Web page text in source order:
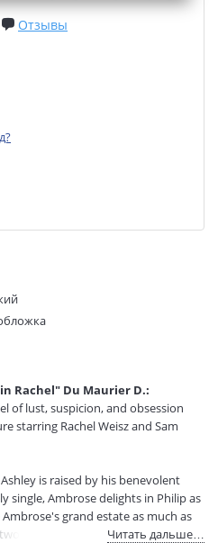
Отзывы
Rachel" Du Maurier D.:
of lust, suspicion, and obsession
starring Rachel Weisz and Sam
is raised by his benevolent
single, Ambrose delights in Philip as
grand estate as much as
construct is shattered when
Читать дальше…